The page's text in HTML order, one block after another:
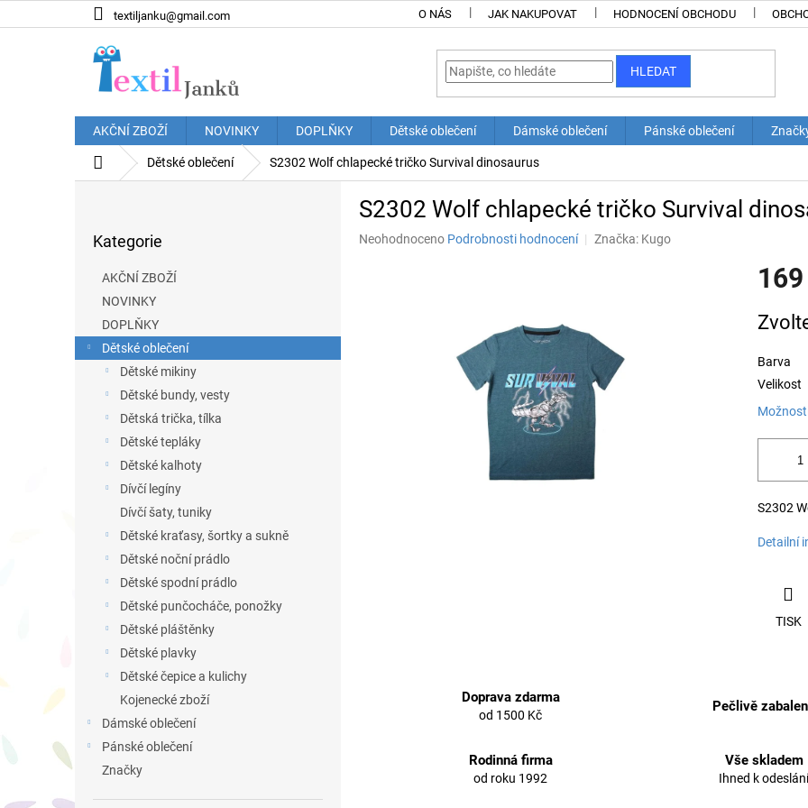
na
textiljanku@gmail.com O NÁS JAK NAKUPOVAT HODNOCENÍ OBCHODU
HLEDAT
AKČNÍ ZBOŽÍ NOVINKY DOPLŇKY Dětské oblečení Dámské oblečení Pánské oblečení
Domů Dětské oblečení S2302 Wolf chlapecké tričko Survival dinosaurus
kategorie
Kategorie
AKČNÍ ZBOŽÍ
NOVINKY
DOPLŇKY
Dětské oblečení
Dětské mikiny
Dětské bundy, vesty
Dětská trička, tílka
Dětské tepláky
Dětské kalhoty
Dívčí legíny
Dívčí šaty, tuniky
Dětské kraťasy, šortky a sukně
Dětské noční prádlo
Dětské spodní prádlo
Dětské punčocháče, ponožky
Dětské pláštěnky
Dětské plavky
Dětské čepice a kulichy
Kojenecké zboží
Dámské oblečení
Pánské oblečení
Značky
S2302 Wolf chlapecké tričko Survival
Průměrné
Neohodnoceno Podrobnosti hodnocení Značka: Kugo
cena:
Barva
Velikost
S2302
Detailní
TISK
Doprava zdarma
od 1500 Kč
Pečlivě
Rodinná firma
od roku 1992
Vše skladem
Ihned k odeslání